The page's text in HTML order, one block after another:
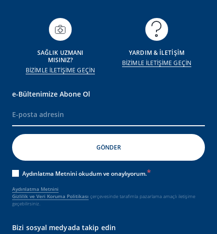
SAĞLIK UZMANI
MISINIZ?
BİZİMLE İLETİŞİME GEÇİN
YARDIM & İLETİŞİM
BİZİMLE İLETİŞİME GEÇİN
e-Bültenimize Abone Ol
Aydınlatma Metnini okudum ve onaylıyorum.
Aydınlatma Metnini
Gizlilik ve Veri Koruma Politikası çerçevesinde tarafımla pazarlama amaçlı iletişime
geçebilirsiniz.
Bizi sosyal medyada takip edin